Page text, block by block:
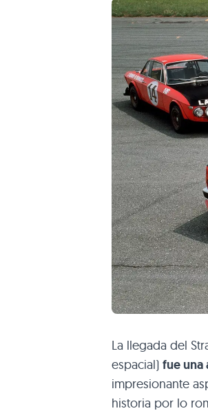
La llegada del
espacial) fue una
impresionante
historia por lo